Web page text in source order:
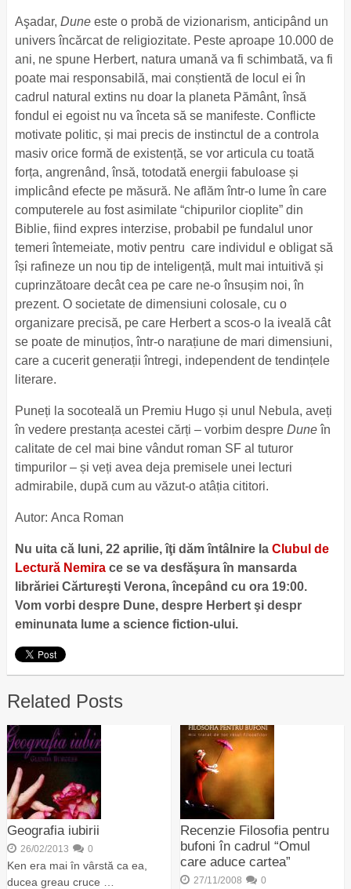
Aşadar, Duneeste o probă de vizionarism, anticipând un
univers încărcat de religiozitate. Peste aproape 10.000 de
ani, ne spune Herbert, natura umană va fi schimbată, va fi
poate mai responsabilă, mai conștientă de locul ei în
cadrul natural extins nu doar la planeta Pământ, însă
fondul ei egoist nu va înceta să se manifeste. Conflicte
motivate politic, și mai precis de instinctul de a controla
masiv orice formă de existență, se vor articula cu toată
forța, angrenând, însă, totodată energii fabuloase și
implicând efecte pe măsură. Ne aflăm într-o lume în care
computerele au fost asimilate “chipurilor cioplite” din
Biblie, fiind expres interzise, probabil pe fundalul unor
temeri întemeiate, motiv pentru care individul e obligat să
își rafineze un nou tip de inteligență, mult mai intuitivă și
cuprinzătoare decât cea pe care ne-o însușim noi, în
prezent. O societate de dimensiuni colosale, cu o
organizare precisă, pe care Herbert a scos-o la iveală cât
se poate de minuțios, într-o narațiune de mari dimensiuni,
care a cucerit generații întregi, independent de tendințele
literare.
Puneți la socoteală un Premiu Hugo și unul Nebula, aveți
în vedere prestanța acestei cărți – vorbim despre Duneîn
calitate de cel mai bine vândut roman SF al tuturor
timpurilor – și veți avea deja premisele unei lecturi
admirabile, după cum au văzut-o atâția cititori.
Autor: Anca Roman
Nu uita că luni, 22 aprilie, îţi dăm întâlnire la Clubul de
Lectură Nemirace se va desfăşura în mansarda
librăriei Cărtureşti Verona, începând cu ora 19:00.
Vom vorbi despre Dune, despre Herbert şi despr
eminunata lume a science fiction-ului.
Related Posts
Geografia iubirii
26/02/2013 0
Ken era mai în vârstă ca ea,
ducea greau cruce …
Recenzie Filosofia pentru
bufoni în cadrul “Omul
care aduce cartea”
27/11/2008 0